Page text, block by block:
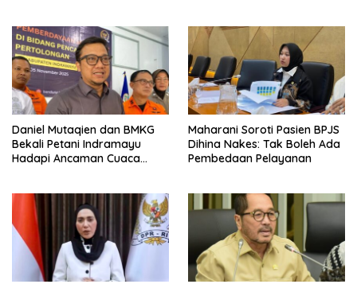
Daniel Mutaqien dan BMKG
Bekali Petani Indramayu
Hadapi Ancaman Cuaca
Maharani Soroti Pasien BPJS
Dihina Nakes: Tak Boleh Ada
Pembedaan Pelayanan